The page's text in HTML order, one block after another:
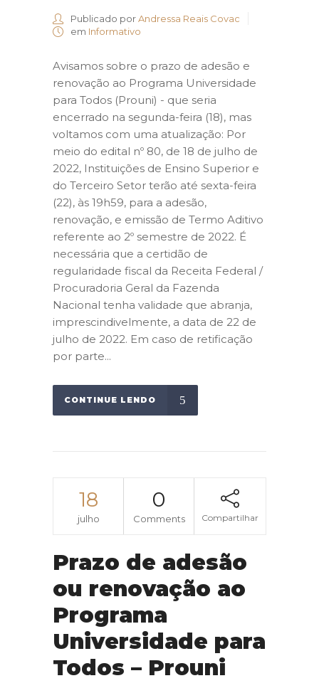
Publicado porAndressa Reais Covac
em Informativo
Avisamos sobre o prazo de adesão e
renovação ao Programa Universidade
para Todos (Prouni) - que seria
encerrado na segunda-feira (18), mas
voltamos com uma atualização: Por
meio do edital nº 80, de 18 de julho de
2022, Instituições de Ensino Superior e
do Terceiro Setor terão até sexta-feira
(22), às 19h59, para a adesão,
renovação, e emissão de Termo Aditivo
referente ao 2º semestre de 2022. É
necessária que a certidão de
regularidade fiscal da Receita Federal /
Procuradoria Geral da Fazenda
Nacional tenha validade que abranja,
imprescindivelmente, a data de 22 de
julho de 2022. Em caso de retificação
por parte...
CONTINUE LENDO
18
julho
0
Comments Compartilhar
Prazo de adesão
ou renovação ao
Programa
Universidade para
Todos – Prouni